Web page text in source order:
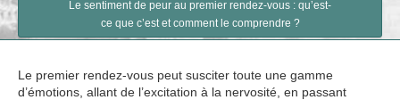
Le sentiment de peur au premier rendez-vous : qu’est-
ce que c’est et comment le comprendre ?
Le premier rendez-vous peut susciter toute une gamme
d’émotions, allant de l’excitation à la nervosité, en passant